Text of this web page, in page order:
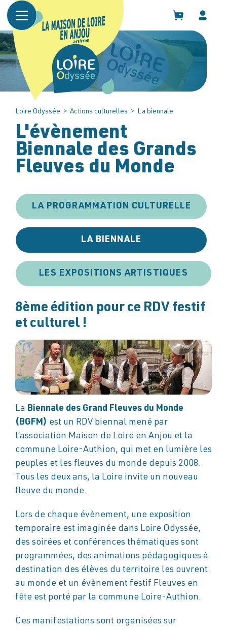
Loire Odyssée > Actions culturelles > La biennale
L'évènement
Biennale des Grands
Fleuves du Monde
LA PROGRAMMATION CULTURELLE
LA BIENNALE
LES EXPOSITIONS ARTISTIQUES
8ème édition pour ce RDV festif
et culturel !
La Biennale des Grand Fleuves du Monde
(BGFM) est un RDV biennal mené par
l’association Maison de Loire en Anjou et la
commune Loire-Authion, qui met en lumière les
peuples et les fleuves du monde depuis 2008.
Tous les deux ans, la Loire invite un nouveau
fleuve du monde.
Lors de chaque évènement, une exposition
temporaire est imaginée dans Loire Odyssée,
des soirées et conférences thématiques sont
programmées, des animations pédagogiques à
destination des élèves du territoire les ouvrent
au monde et un évènement festif Fleuves en
fête est porté par la commune Loire-Authion.
Ces manifestations sont organisées sur
Panneau de gestion des cookies